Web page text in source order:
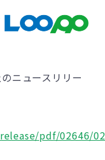
ニュースリリー
pdf/02646/